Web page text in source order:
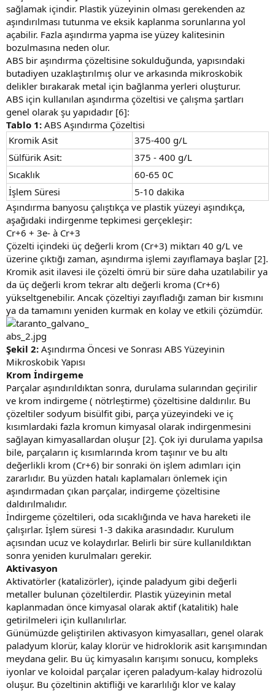
sağlamak içindir. Plastik yüzeyinin olması gerekenden az
aşındırılması tutunma ve eksik kaplanma sorunlarına yol
açabilir. Fazla aşındırma yapma ise yüzey kalitesinin
bozulmasına neden olur.
ABS bir aşındırma çözeltisine sokulduğunda, yapısındaki
butadiyen uzaklaştırılmış olur ve arkasında mikroskobik
delikler bırakarak metal için bağlanma yerleri oluşturur.
ABS için kullanılan aşındırma çözeltisi ve çalışma şartları
genel olarak şu yapıdadır [6]:
Tablo 1: ABS Aşındırma Çözeltisi
Kromik Asit
375-400 g/L
Sülfürik Asit:
375 - 400 g/L
Sıcaklık
60-65 0C
İşlem Süresi
5-10 dakika
Aşındırma banyosu çalıştıkça ve plastik yüzeyi aşındıkça,
aşağıdaki indirgenme tepkimesi gerçekleşir:
Cr+6 + 3e- à Cr+3
Çözelti içindeki üç değerli krom (Cr+3) miktarı 40 g/L ve
üzerine çıktığı zaman, aşındırma işlemi zayıflamaya başlar [2].
Kromik asit ilavesi ile çözelti ömrü bir süre daha uzatılabilir ya
da üç değerli krom tekrar altı değerli kroma (Cr+6)
yükseltgenebilir. Ancak çözeltiyi zayıfladığı zaman bir kısmını
ya da tamamını yeniden kurmak en kolay ve etkili çözümdür.
Şekil 2: Aşındırma Öncesi ve Sonrası ABS Yüzeyinin
Mikroskobik Yapısı
Krom İndirgeme
Parçalar aşındırıldıktan sonra, durulama sularından geçirilir
ve krom indirgeme ( nötrleştirme) çözeltisine daldırılır. Bu
çözeltiler sodyum bisülfit gibi, parça yüzeyindeki ve iç
kısımlardaki fazla kromun kimyasal olarak indirgenmesini
sağlayan kimyasallardan oluşur [2]. Çok iyi durulama yapılsa
bile, parçaların iç kısımlarında krom taşınır ve bu altı
değerlikli krom (Cr+6) bir sonraki ön işlem adımları için
zararlıdır. Bu yüzden hatalı kaplamaları önlemek için
aşındırmadan çıkan parçalar, indirgeme çözeltisine
daldırılmalıdır.
İndirgeme çözeltileri, oda sıcaklığında ve hava hareketi ile
çalışırlar. İşlem süresi 1-3 dakika arasındadır. Kurulum
açısından ucuz ve kolaydırlar. Belirli bir süre kullanıldıktan
sonra yeniden kurulmaları gerekir.
Aktivasyon
Aktivatörler (katalizörler), içinde paladyum gibi değerli
metaller bulunan çözeltilerdir. Plastik yüzeyinin metal
kaplanmadan önce kimyasal olarak aktif (katalitik) hale
getirilmeleri için kullanılırlar.
Günümüzde geliştirilen aktivasyon kimyasalları, genel olarak
paladyum klorür, kalay klorür ve hidroklorik asit karışımından
meydana gelir. Bu üç kimyasalın karışımı sonucu, kompleks
iyonlar ve koloidal parçalar içeren paladyum-kalay hidrozolü
oluşur. Bu çözeltinin aktifliği ve kararlılığı klor ve kalay